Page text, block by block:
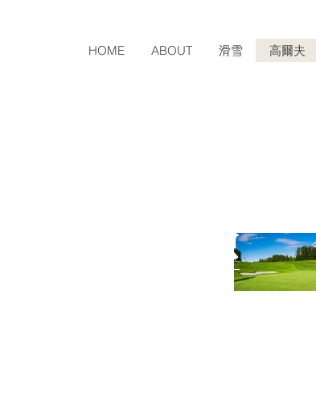
HOME ABOUT 滑雪 高爾夫
桿新體驗